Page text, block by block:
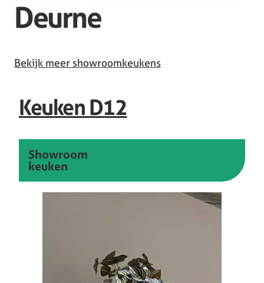
Deurne
Bekijk meer showroomkeukens
Keuken D12
Showroom
keuken